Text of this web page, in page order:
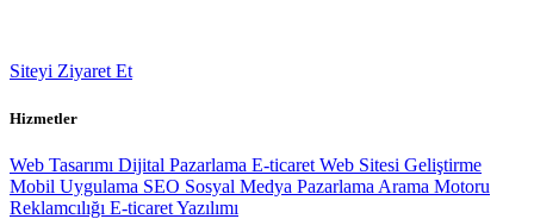
Siteyi Ziyaret Et
Hizmetler
Web Tasarımı Dijital Pazarlama E-ticaret Web Sitesi Geliştirme
Mobil Uygulama SEO Sosyal Medya Pazarlama Arama Motoru
Reklamcılığı E-ticaret Yazılımı